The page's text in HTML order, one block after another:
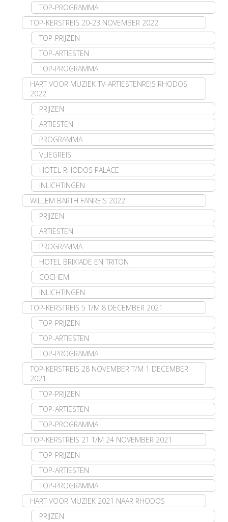
TOP-PROGRAMMA
TOP-KERSTREIS 20-23 NOVEMBER 2022
TOP-PRIJZEN
TOP-ARTIESTEN
TOP-PROGRAMMA
HART VOOR MUZIEK TV-ARTIESTENREIS RHODOS
2022
PRIJZEN
ARTIESTEN
PROGRAMMA
VLIEGREIS
HOTEL RHODOS PALACE
INLICHTINGEN
WILLEM BARTH FANREIS 2022
PRIJZEN
ARTIESTEN
PROGRAMMA
HOTEL BRIXIADE EN TRITON
COCHEM
INLICHTINGEN
TOP-KERSTREIS 5 T/M 8 DECEMBER 2021
TOP-PRIJZEN
TOP-ARTIESTEN
TOP-PROGRAMMA
TOP-KERSTREIS 28 NOVEMBER T/M 1 DECEMBER
2021
TOP-PRIJZEN
TOP-ARTIESTEN
TOP-PROGRAMMA
TOP-KERSTREIS 21 T/M 24 NOVEMBER 2021
TOP-PRIJZEN
TOP-ARTIESTEN
TOP-PROGRAMMA
HART VOOR MUZIEK 2021 NAAR RHODOS
PRIJZEN